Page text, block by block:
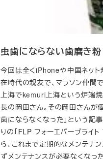
虫歯にならない歯磨き粉
今回は全くiPhoneや中国ネッ
在時代の親友で、マラソン仲間
上海でkemuri上海という炉端
長の岡田さん。その岡田さんが
歯にならなくなった」という記
りの「FLP フォーエバーブライ
ら、これまで定期的なメンテナ
ずメンテナンスが必要なくなっ